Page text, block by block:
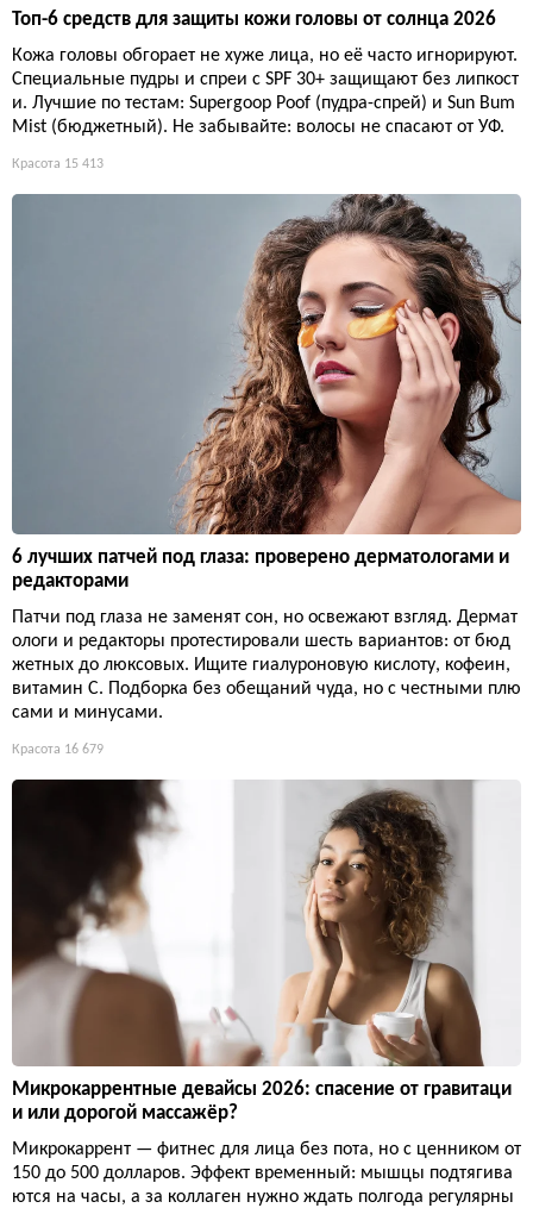
Топ-6 средств для защиты кожи головы от солнца 2026
Кожа головы обгорает не хуже лица, но её часто игнорируют.
Специальные пудры и спреи с SPF 30+ защищают без липкост
и. Лучшие по тестам: Supergoop Poof (пудра-спрей) и Sun Bum
Mist (бюджетный). Не забывайте: волосы не спасают от УФ.
Красота 15 413
6 лучших патчей под глаза: проверено дерматологами и
редакторами
Патчи под глаза не заменят сон, но освежают взгляд. Дермат
ологи и редакторы протестировали шесть вариантов: от бюд
жетных до люксовых. Ищите гиалуроновую кислоту, кофеин,
витамин С. Подборка без обещаний чуда, но с честными плю
сами и минусами.
Красота 16 679
Микрокаррентные девайсы 2026: спасение от гравитаци
и или дорогой массажёр?
Микрокаррент — фитнес для лица без пота, но с ценником от
150 до 500 долларов. Эффект временный: мышцы подтягива
ются на часы, а за коллаген нужно ждать полгода регулярны